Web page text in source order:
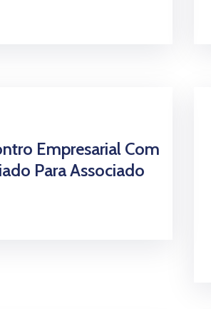
Empresarial Com
Para Associado